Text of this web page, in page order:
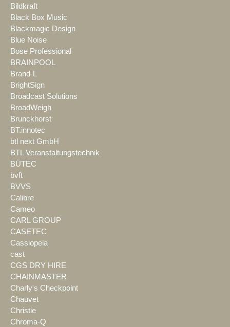
Bildkraft
Black Box Music
Blackmagic Design
Blue Noise
Bose Professional
BRAINPOOL
Brand-L
BrightSign
Broadcast Solutions
BroadWeigh
Brunckhorst
BT.innotec
btl next GmbH
BTL Veranstaltungstechnik
BÜTEC
bvft
BVVS
Calibre
Cameo
CARL GROUP
CASETEC
Cassiopeia
cast
CGS DRY HIRE
CHAINMASTER
Charly's Checkpoint
Chauvet
Christie
Chroma-Q